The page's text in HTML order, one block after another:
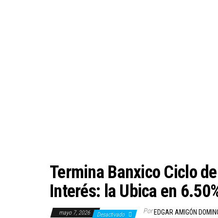
Termina Banxico Ciclo
Interés: la Ubica en
mayo 7, 2026 Desactivado Por EDGAR AMIGÓN